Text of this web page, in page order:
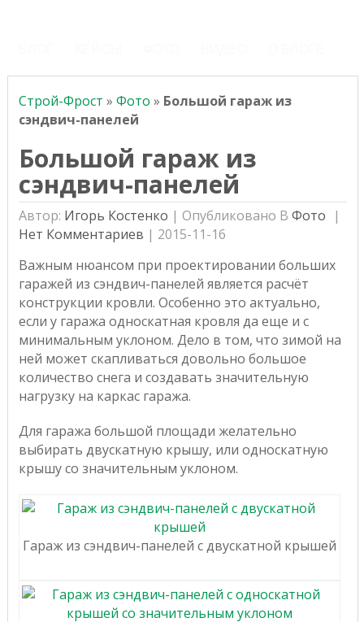
Строй-Фрост » Фото » Большой гараж из
сэндвич-панелей
Большой гараж из
сэндвич-панелей
Автор: Игорь Костенко | Опубликовано В Фото
Нет Комментариев | 2015-11-16
Важным нюансом при проектировании больших
гаражей из сэндвич-панелей является расчёт
конструкции кровли. Особенно это актуально,
если у гаража односкатная кровля да еще и с
минимальным уклоном. Дело в том, что зимой на
ней может скапливаться довольно большое
количество снега и создавать значительную
нагрузку на каркас гаража.
Для гаража большой площади желательно
выбирать двускатную крышу, или односкатную
крышу со значительным уклоном.
Гараж из сэндвич-панелей с двускатной крышей